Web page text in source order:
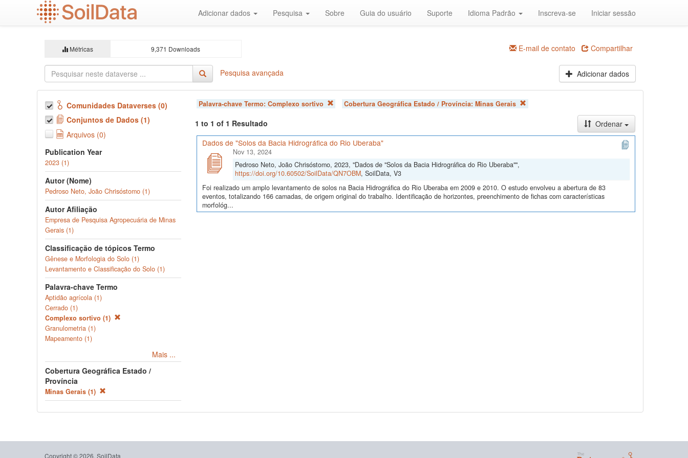
Adicionar dados Pesquisa Sobre Guia do usuário Suporte Idioma Padrão Inscreva-se Iniciar sessão
Métricas 9,371 Downloads E-mail de contato Compartilhar
Pesquisa avançada Adicionar dados
Comunidades Dataverses (0)
Conjuntos de Dados (1)
Arquivos (0)
Publication Year
2023 (1)
Autor (Nome)
Pedroso Neto, João Chrisóstomo (1)
Autor Afiliação
Empresa de Pesquisa Agropecuária de Minas
Gerais (1)
Classificação de tópicos Termo
Gênese e Morfologia do Solo (1)
Levantamento e Classificação do Solo (1)
Palavra-chave Termo
Aptidão agrícola (1)
Cerrado (1)
Complexo sortivo (1)
Granulometria (1)
Mapeamento (1)
Mais ...
Cobertura Geográfica Estado /
Província
Minas Gerais (1)
Palavra-chave Termo: Complexo sortivo Cobertura Geográfica Estado / Província: Minas Gerais
1 to 1 of 1 Resultado
Ordenar
Dados de "Solos da Bacia Hidrográfica do Rio Uberaba"
Nov 13, 2024
Pedroso Neto, João Chrisóstomo, 2023, "Dados de "Solos da Bacia Hidrográfica do Rio Uberaba"",
https://doi.org/10.60502/SoilData/QN7OBM, SoilData, V3
Foi realizado um amplo levantamento de solos na Bacia Hidrográfica do Rio Uberaba em 2009 e 2010. O estudo envolveu a abertura de 83
eventos, totalizando 166 camadas, de origem original do trabalho. Identificação de horizontes, preenchimento de fichas com características
morfológ...
Copyright © 2026, SoilData